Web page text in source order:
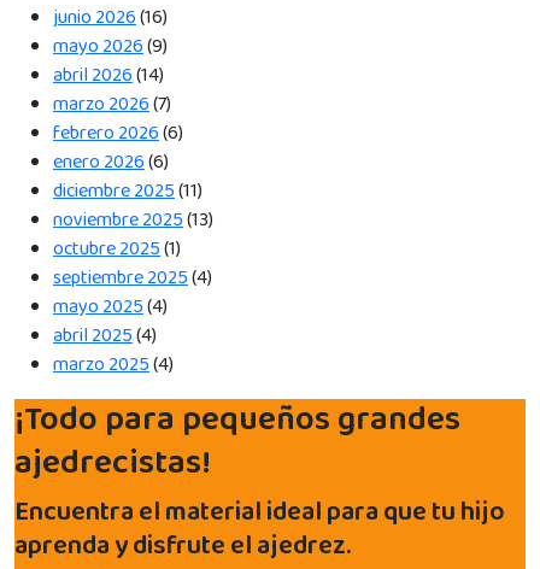
junio 2026(16)
mayo 2026(9)
abril 2026(14)
marzo 2026(7)
febrero 2026(6)
enero 2026(6)
diciembre 2025(11)
noviembre 2025(13)
octubre 2025(1)
septiembre 2025(4)
mayo 2025(4)
abril 2025(4)
marzo 2025(4)
¡Todo para pequeños grandes
ajedrecistas!
Encuentra el material ideal para que tu hijo
aprenda y disfrute el ajedrez.